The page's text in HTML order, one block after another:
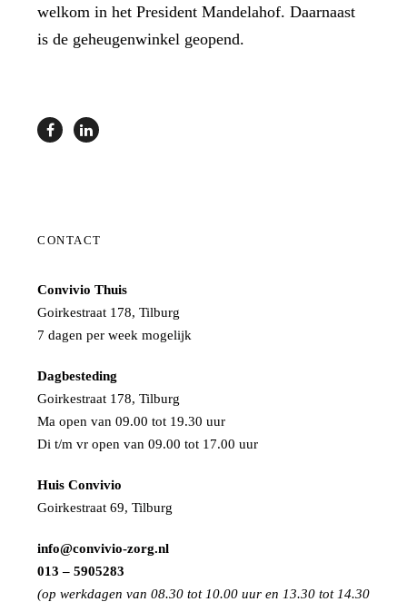
welkom in het President Mandelahof. Daarnaast
is de geheugenwinkel geopend.
CONTACT
Convivio Thuis
Goirkestraat 178, Tilburg
7 dagen per week mogelijk
Dagbesteding
Goirkestraat 178, Tilburg
Ma open van 09.00 tot 19.30 uur
Di t/m vr open van 09.00 tot 17.00 uur
Huis Convivio
Goirkestraat 69, Tilburg
info@convivio-zorg.nl
013 – 5905283
(op werkdagen van 08.30 tot 10.00 uur en 13.30 tot 14.30